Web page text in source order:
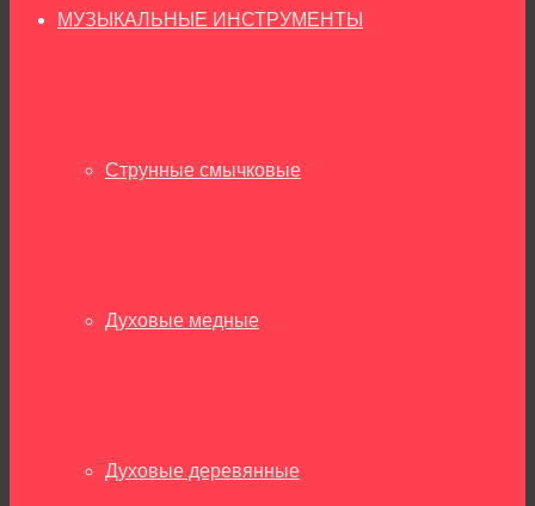
МУЗЫКАЛЬНЫЕ ИНСТРУМЕНТЫ
Струнные смычковые
Духовые медные
Духовые деревянные